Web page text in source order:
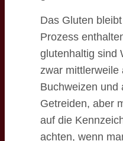
Das Gluten
Prozess
glutenhaltig sind
zwar mittlerweile
Buchweizen und
Getreiden, aber
auf die
achten, wenn